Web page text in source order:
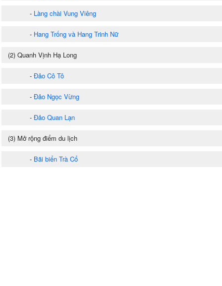
- Làng chài Vung Viêng
- Hang Trống và Hang Trinh Nữ
(2) Quanh Vịnh Hạ Long
- Đảo Cô Tô
- Đảo Ngọc Vừng
- Đảo Quan Lạn
(3) Mở rộng điểm du lịch
- Bãi biển Trà Cổ